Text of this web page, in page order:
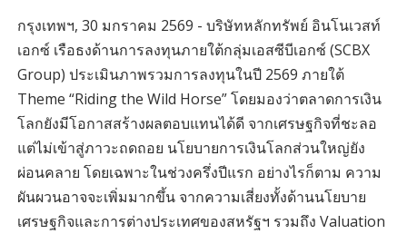
กรุงเทพฯ, 30 มกราคม 2569 - บริษัทหลักทรัพย์ อินโนเวสท์
เอกซ์ เรือธงด้านการลงทุนภายใต้กลุ่มเอสซีบีเอกซ์ (SCBX
Group) ประเมินภาพรวมการลงทุนในปี 2569 ภายใต้
Theme “Riding the Wild Horse” โดยมองว่าตลาดการเงิน
โลกยังมีโอกาสสร้างผลตอบแทนได้ดี จากเศรษฐกิจที่ชะลอ
แต่ไม่เข้าสู่ภาวะถดถอย นโยบายการเงินโลกส่วนใหญ่ยัง
ผ่อนคลาย โดยเฉพาะในช่วงครึ่งปีแรก อย่างไรก็ตาม ความ
ผันผวนอาจจะเพิ่มมากขึ้น จากความเสี่ยงทั้งด้านนโยบาย
เศรษฐกิจและการต่างประเทศของสหรัฐฯ รวมถึง Valuation